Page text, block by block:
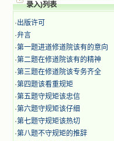
录入)列表
·出版许可
·弁言
·第一题进道修道院该有的意向
·第二题在修道院该有的精神
·第三题在修道院该专务齐全
·第四题该看重规矩
·第五题守规矩该忠信
·第六题守规矩该仔细
·第七题守规矩该热切
·第八题不守规矩的推辞